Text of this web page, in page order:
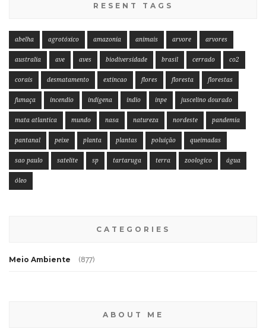
RESENT TAGS
abelha agrotóxico amazonia animais arvore arvores
australia ave aves biodiversidade brasil cerrado co2
corais desmatamento extincao flores floresta florestas
fumaça incendio indigena indio inpe juscelino dourado
mata atlantica mundo nasa natureza nordeste pandemia
pantanal peixe planta plantas poluição queimadas
sao paulo satelite sp tartaruga terra zoologico água
óleo
CATEGORIES
Meio Ambiente (877)
ABOUT ME